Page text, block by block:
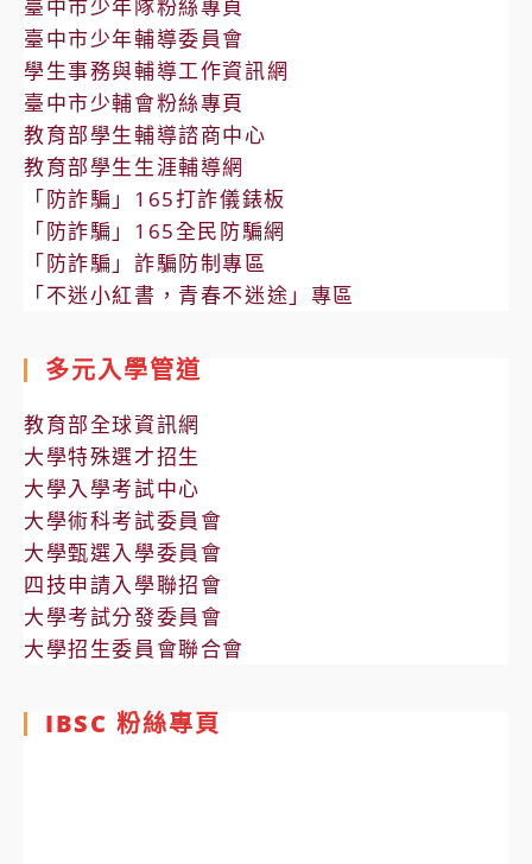
臺中市少年隊粉絲專頁
臺中市少年輔導委員會
學生事務與輔導工作資訊網
臺中市少輔會粉絲專頁
教育部學生輔導諮商中心
教育部學生生涯輔導網
「防詐騙」165打詐儀錶板
「防詐騙」165全民防騙網
「防詐騙」詐騙防制專區
「不迷小紅書，青春不迷途」專區
多元入學管道
教育部全球資訊網
大學特殊選才招生
大學入學考試中心
大學術科考試委員會
大學甄選入學委員會
四技申請入學聯招會
大學考試分發委員會
大學招生委員會聯合會
IBSC 粉絲專頁